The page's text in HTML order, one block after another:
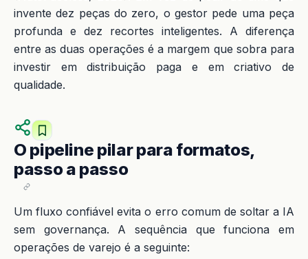
invente dez peças do zero, o gestor pede uma peça
profunda e dez recortes inteligentes. A diferença
entre as duas operações é a margem que sobra para
investir em distribuição paga e em criativo de
qualidade.
O pipeline pilar para formatos,
passo a passo
Um fluxo confiável evita o erro comum de soltar a IA
sem governança. A sequência que funciona em
operações de varejo é a seguinte: